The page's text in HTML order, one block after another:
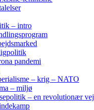
– intro
pandemi
– krig – NATO
– miljø
– en revolutionær vej